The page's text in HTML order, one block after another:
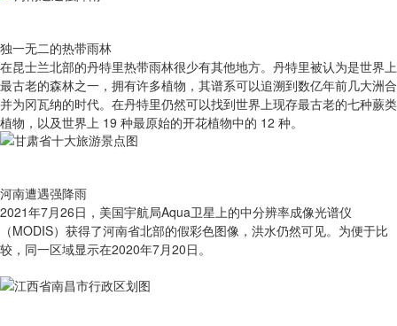
独一无二的热带雨林
在昆士兰北部的丹特里热带雨林很少有其他地方。丹特里被认为是世界上
最古老的森林之一，拥有许多植物，其谱系可以追溯到数亿年前几大洲合
并为冈瓦纳的时代。在丹特里仍然可以找到世界上现存最古老的七种蕨类
植物，以及世界上 19 种最原始的开花植物中的 12 种。
河南遭遇强降雨
2021年7月26日，美国宇航局Aqua卫星上的中分辨率成像光谱仪
（MODIS）获得了河南省北部的假彩色图像，洪水仍然可见。为便于比
较，同一区域显示在2020年7月20日。